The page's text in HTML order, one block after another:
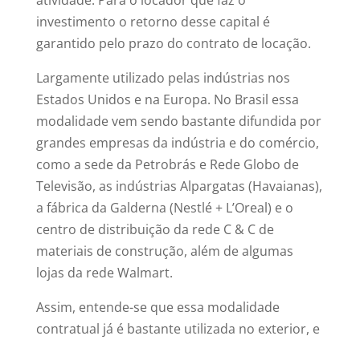
investimento o retorno desse capital é
garantido pelo prazo do contrato de locação.
Largamente utilizado pelas indústrias nos
Estados Unidos e na Europa. No Brasil essa
modalidade vem sendo bastante difundida por
grandes empresas da indústria e do comércio,
como a sede da Petrobrás e Rede Globo de
Televisão, as indústrias Alpargatas (Havaianas),
a fábrica da Galderna (Nestlé + L’Oreal) e o
centro de distribuição da rede C & C de
materiais de construção, além de algumas
lojas da rede Walmart.
Assim, entende-se que essa modalidade
contratual já é bastante utilizada no exterior, e